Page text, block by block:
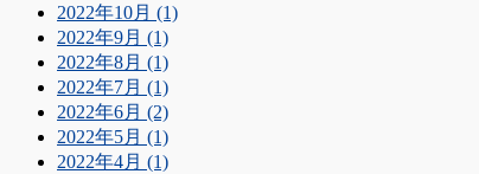
2022年10月 (1)
2022年9月 (1)
2022年8月 (1)
2022年7月 (1)
2022年6月 (2)
2022年5月 (1)
2022年4月 (1)